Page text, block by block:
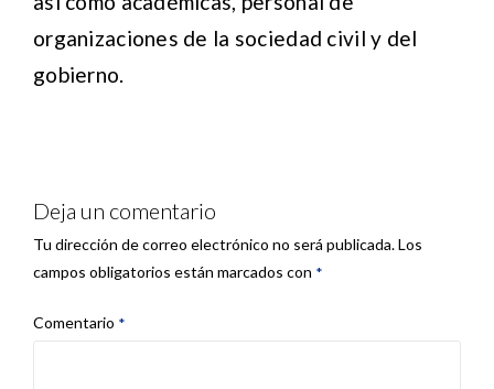
organizaciones de la sociedad civil y del
gobierno.
Deja un comentario
Tu dirección de correo electrónico no será publicada.Los
campos obligatorios están marcados con *
Comentario *